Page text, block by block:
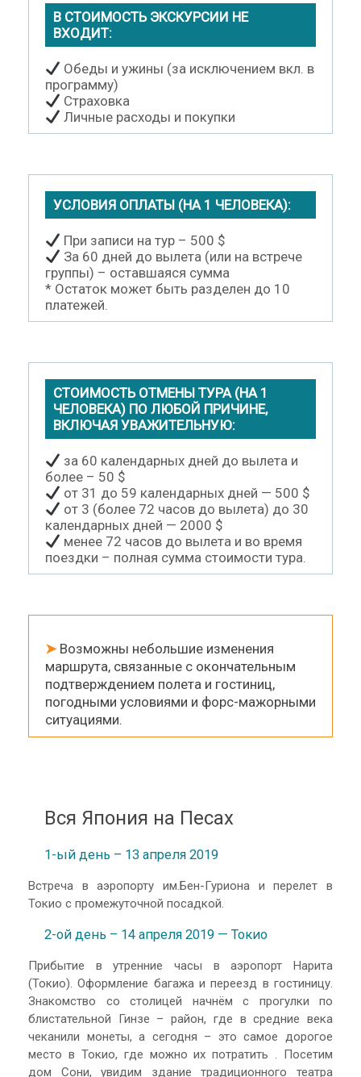
В СТОИМОСТЬ ЭКСКУРСИИ НЕ
ВХОДИТ:
Обеды и ужины (за исключением вкл. в
программу)
Страховка
Личные расходы и покупки
УСЛОВИЯ ОПЛАТЫ (НА 1 ЧЕЛОВЕКА):
При записи на тур – 500 $
За 60 дней до вылета (или на встрече
группы) – оставшаяся сумма
* Остаток может быть разделен до 10
платежей.
СТОИМОСТЬ ОТМЕНЫ ТУРА (НА 1
ЧЕЛОВЕКА) ПО ЛЮБОЙ ПРИЧИНЕ,
ВКЛЮЧАЯ УВАЖИТЕЛЬНУЮ:
за 60 календарных дней до вылета и
более – 50 $
от 31 до 59 календарных дней — 500 $
от 3 (более 72 часов до вылета) до 30
календарных дней — 2000 $
менее 72 часов до вылета и во время
поездки – полная сумма стоимости тура.
➤Возможны небольшие изменения
маршрута, связанные с окончательным
подтверждением полета и гостиниц,
погодными условиями и форс-мажорными
ситуациями.
Вся Япония на Песах
1-ый день – 13 апреля 2019
Встреча в аэропорту им.Бен-Гуриона и перелет в
Токио с промежуточной посадкой.
2-ой день – 14 апреля 2019 — Токио
Прибытие в утренние часы в аэропорт Нарита
(Токио). Оформление багажа и переезд в гостиницу.
Знакомство со столицей начнём с прогулки по
блистательной Гинзе – район, где в средние века
чеканили монеты, а сегодня – это самое дорогое
место в Токио, где можно их потратить . Посетим
дом Сони, увидим здание традиционного театра